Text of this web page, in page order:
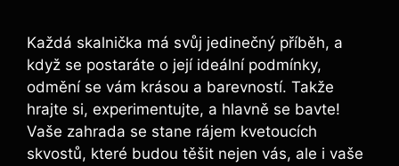
Každá skalnička má svůj jedinečný příběh, a
když se postaráte o její ideální podmínky,
odmění se vám krásou a barevností. Takže
hrajte si, experimentujte, a hlavně se bavte!
Vaše zahrada se stane rájem kvetoucích
skvostů, které budou těšit nejen vás, ale i vaše